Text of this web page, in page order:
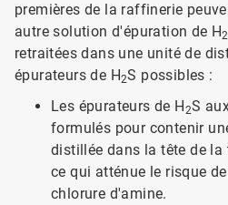
premières de la raffinerie
autre solution d'épuration de H2
retraitées dans une unité de
épurateurs de H2S possibles :
Les épurateurs de H2S
formulés pour contenir
distillée dans la tête de
ce qui atténue le risque
chlorure d'amine.